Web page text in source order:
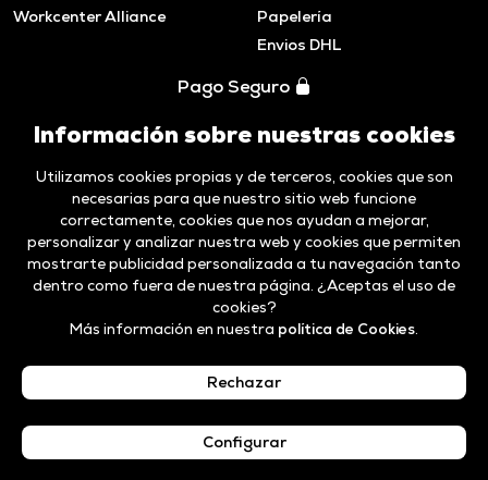
Workcenter Alliance
Papelería
Envios DHL
Pago Seguro
Compliance
Español
Información sobre nuestras cookies
Utilizamos cookies propias y de terceros, cookies que son
necesarias para que nuestro sitio web funcione
correctamente, cookies que nos ayudan a mejorar,
personalizar y analizar nuestra web y cookies que permiten
mostrarte publicidad personalizada a tu navegación tanto
dentro como fuera de nuestra página. ¿Aceptas el uso de
cookies?
Más información en nuestra política de Cookies.
Rechazar
Configurar